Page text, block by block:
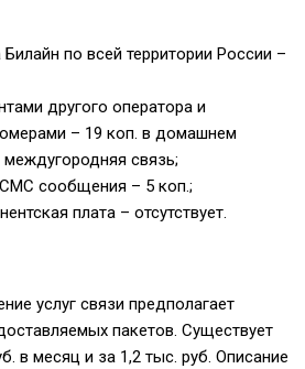
по всей территории России –
другого оператора и
– 19 коп. в домашнем
междугородняя связь;
сообщения – 5 коп.;
плата – отсутствует.
услуг связи предполагает
пакетов. Существует
в месяц и за 1,2 тыс. руб. Описание